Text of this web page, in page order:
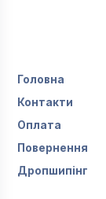
Головна
Контакти
Оплата
Повернення
Дропшипінг